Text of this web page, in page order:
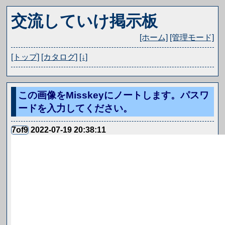
交流していけ掲示板
[ホーム] [管理モード]
[トップ] [カタログ] [↓]
この画像をMisskeyにノートします。パスワ
ードを入力してください。
7of9 2022-07-19 20:38:11